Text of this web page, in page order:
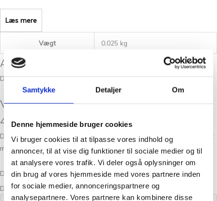
Samtykke Detaljer Om
Denne hjemmeside bruger cookies
Vi bruger cookies til at tilpasse vores indhold og
annoncer, til at vise dig funktioner til sociale medier og til
at analysere vores trafik. Vi deler også oplysninger om
din brug af vores hjemmeside med vores partnere inden
for sociale medier, annonceringspartnere og
analysepartnere. Vores partnere kan kombinere disse
Læs mere
Vægt 0,025 kg
Anmeldelser
Der er endnu ikke nogle anmeldelser.
Vær den første til at anmelde “Silkeblomst
4723 Lys Lime”
Din e-mailadresse vil ikke blive publiceret.
Krævede felter er markeret
med*
Din bedømmelse
Din anmeldelse *